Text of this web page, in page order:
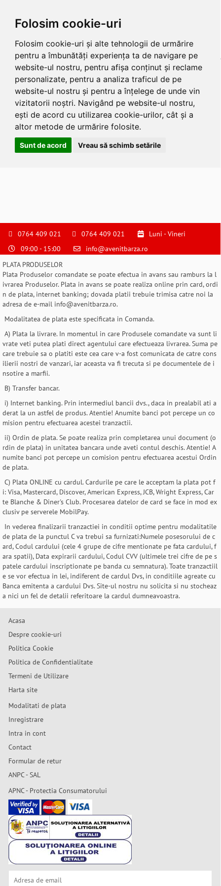
Folosim cookie-uri
Folosim cookie-uri și alte tehnologii de urmărire
pentru a îmbunătăți experiența ta de navigare pe
website-ul nostru, pentru afișa conținut și reclame
personalizate, pentru a analiza traficul de pe
website-ul nostru și pentru a înțelege de unde vin
vizitatorii noștri. Navigând pe website-ul nostru,
ești de acord cu utilizarea cookie-urilor, cât și a
altor metode de urmărire folosite.
Sunt de acord Vreau să schimb setările
S
pentru
suna
la
0764409021
telefonic
0764 409 021 0764 409 021
Luni - Vineri
09:00 - 15:00
info@avenitbarza.ro
PLATA PRODUSELOR
Plata Produselor comandate se poate efectua in avans sau ramburs la l
ivrarea Produselor. Plata in avans se poate realiza online prin card, ordi
n de plata, internet banking; dovada platii trebuie trimisa catre noi la
adresa de e-mail info@avenitbarza.ro.
Modalitatea de plata este specificata in Comanda.
A) Plata la livrare. In momentul in care Produsele comandate va sunt li
vrate veti putea plati direct agentului care efectueaza livrarea. Suma pe
care trebuie sa o platiti este cea care v-a fost comunicata de catre cons
ilierii nostri de vanzari, iar aceasta va fi trecuta si pe documentele de i
nsotire a marfii.
B) Transfer bancar.
i) Internet banking. Prin intermediul bancii dvs., daca in prealabil ati a
derat la un astfel de produs. Atentie! Anumite banci pot percepe un co
mision pentru efectuarea acestei tranzactii.
ii) Ordin de plata. Se poate realiza prin completarea unui document (o
rdin de plata) in unitatea bancara unde aveti contul deschis. Atentie! A
numite banci pot percepe un comision pentru efectuarea acestui Ordin
de plata.
C) Plata ONLINE cu cardul. Cardurile pe care le acceptam la plata pot f
i: Visa, Mastercard, Discover, American Express, JCB, Wright Express, Car
te Blanche & Diner's Club. Procesarea datelor de card se face in mod ex
clusiv pe serverele MobilPay.
In vederea finalizarii tranzactiei in conditii optime pentru modalitatile
de plata de la punctul C va trebui sa furnizati:Numele posesorului de c
ard, Codul cardului (cele 4 grupe de cifre mentionate pe fata cardului, f
ara spatii), Data expirarii cardului, Codul CVV (ultimele trei cifre de pe s
patele cardului inscriptionate pe banda cu semnatura). Toate tranzactiil
e se vor efectua in lei, indiferent de cardul Dvs, in conditiile agreate cu
Banca emitenta a cardului Dvs. Site-ul nostru nu solicita si nu stocheaz
a nici un fel de detalii referitoare la cardul dumneavoastra.
Acasa
Despre cookie-uri
Politica Cookie
Politica de Confidentialitate
Termeni de Utilizare
Harta site
Modalitati de plata
Inregistrare
Intra in cont
Contact
Formular de retur
ANPC - SAL
APNC - Protectia Consumatorului